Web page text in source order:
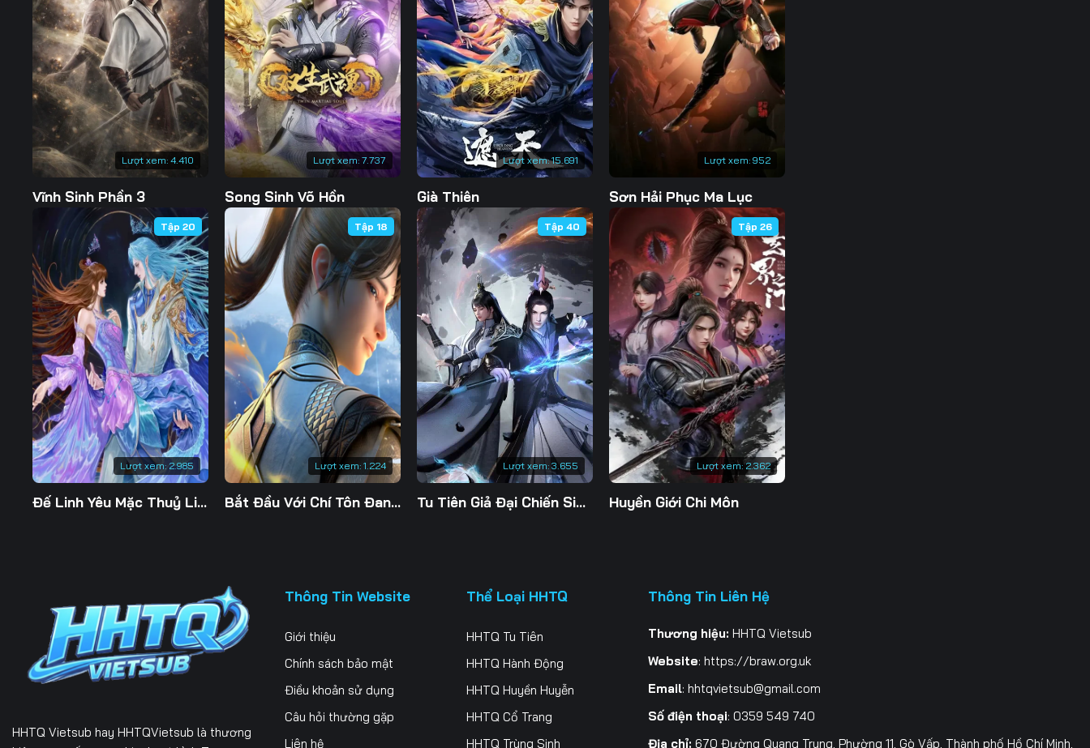
Lượt xem: 4.410
Vĩnh Sinh Phần 3
Lượt xem: 7.737
Song Sinh Võ Hồn
Lượt xem:15.691
Già Thiên
Lượt xem: 952
Sơn Hải Phục Ma Lục
Lượt xem: 2.985
Tập 20
Đế Linh Yêu Mặc Thuỷ Linh Lung
Lượt xem: 1.224
Tập 18
Bắt Đầu Với Chí Tôn Đan Điền
Lượt xem: 3.655
Tập 40
Tu Tiên Giả Đại Chiến Siêu Năng Lực 3D
Lượt xem: 2.362
Tập 26
Huyền Giới Chi Môn
HHTQ Vietsub hay HHTQVietsub là thương
Thông Tin Website
Giới thiệu
Chính sách bảo mật
Điều khoản sử dụng
Câu hỏi thường gặp
Liên hệ
Thể Loại HHTQ
HHTQ Tu Tiên
HHTQ Hành Động
HHTQ Huyền Huyễn
HHTQ Cổ Trang
HHTQ Trùng Sinh
Thông Tin Liên Hệ
Thương hiệu: HHTQ Vietsub
Website: https://braw.org.uk
Email: hhtqvietsub@gmail.com
Số điện thoại: 0359 549 740
Địa chỉ: 670 Đường Quang Trung, Phường 11, Gò Vấp, Thành phố Hồ Chí Minh,